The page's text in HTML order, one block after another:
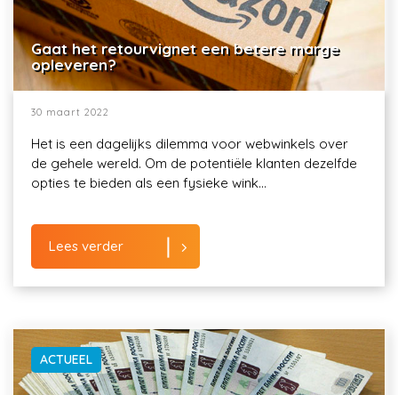
Gaat het retourvignet een betere marge
opleveren?
30 maart 2022
Het is een dagelijks dilemma voor webwinkels over
de gehele wereld. Om de potentiële klanten dezelfde
opties te bieden als een fysieke wink...
Lees verder
ACTUEEL